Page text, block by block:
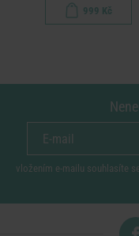
999 Kč
vložením e-mailu souhlasíte se